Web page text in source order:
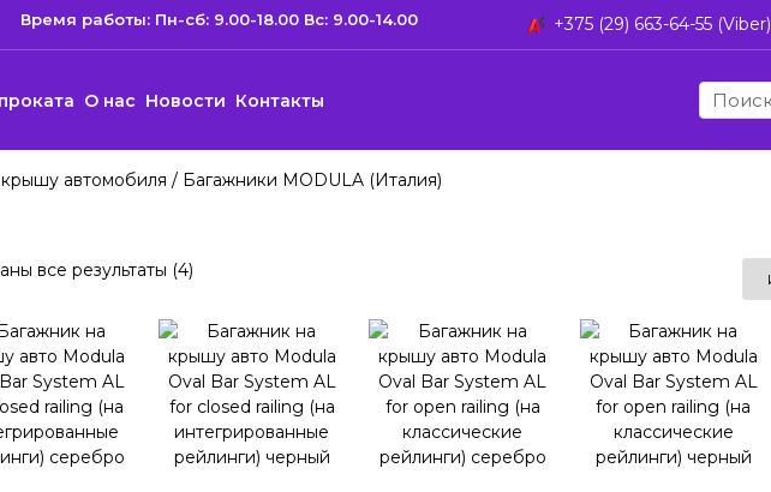
Время работы: Пн-сб: 9.00-18.00 Вс: 9.00-14.00 +375 (29) 663-64-55 (Viber)
О нас Новости Контакты
автомобиля / Багажники MODULA (Италия)
все результаты (4)